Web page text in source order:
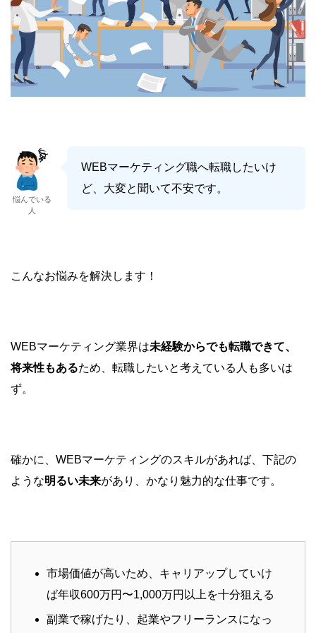
悩んでいる
人
WEBマーケティング職へ転職したいけ
ど、大変と聞いて不安です。
こんなお悩みを解決します！
WEBマーケティング業界は未経験からでも転職できて、
将来性もあるため、転職したいと考えている人も多いは
ず。
確かに、WEBマーケティングのスキルがあれば、下記の
ような明るい未来があり、かなり魅力的な仕事です。
市場価値が高いため、キャリアップしていけ
ば年収600万円〜1,000万円以上を十分狙える
副業で稼げたり、起業やフリーランスになっ